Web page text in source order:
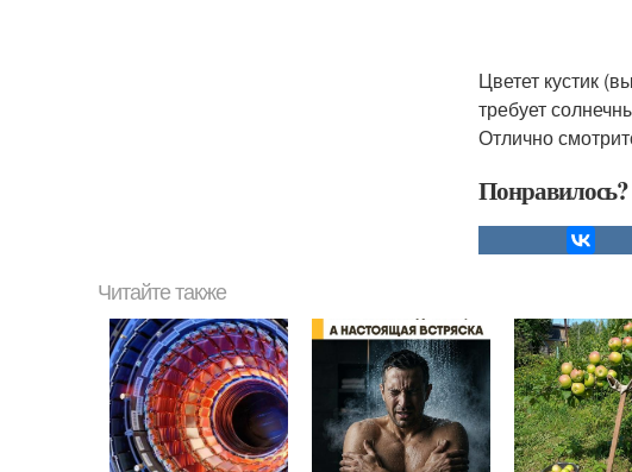
Цветет кустик
требует
Отлично
Понравилось?
Читайте также